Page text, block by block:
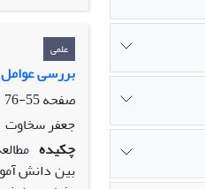
علمی
بررسی عوامل
صفحه55-76
جعفر سخاوت
چکیده